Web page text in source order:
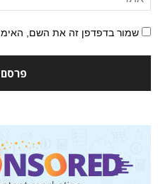
שמור בדפדפן זה את השם,